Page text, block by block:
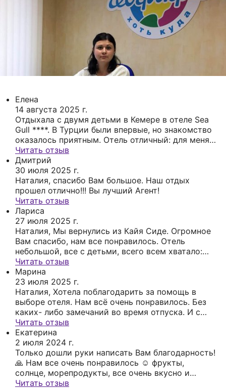
Елена
14 августа 2025 г.
Отдыхала с двумя детьми в Кемере в отеле Sea
Gull ****. В Турции были впервые, но знакомство
оказалось приятным. Отель отличный: для меня
самая главная достопримечательность - это то,
что из номера до моря 2 шага (первая линия) и
само море там прекрасно. Питание
разнообразное и вкусное: не все успели
попробовать за 9 дней. Много развлекательных
программ для детей и взрослых: аниматоры
молодцы. На территории есть бассейны: 2
взрослых и 1 детский с горочкой, но нас
интересовало только море. Ранним утром
видела, как проверяется вода в бассейнах.
Уборка номеров регулярная, сами номера
просторные. На территории отеля есть СПА,
массаж делают хорошо, можно рекомендовать.
В целом все отлично. Пожалуй, единственный
недостаток - это то, что вечером буквально
некуда выйти: небольшие улочки налево и
направо и все, молодежи будет скучновато, на
мой взгляд. В целом отель стоит того, чтобы в
него вернуться❤️ Наш помощник в выборе тура-
Наталья Колесникова-попала в точку с
рекомендацией отеля, за что ей огромная
благодарность! Все своевременно по
организации, всегда на связи. Спасибо!
Читать отзыв
Дмитрий
30 июля 2025 г.
Наталия, спасибо Вам большое. Наш отдых
прошел отлично!!! Вы лучший Агент!
Читать отзыв
Лариса
27 июля 2025 г.
Наталия, Мы вернулись из Кайя Сиде. Огромное
Вам спасибо, нам все понравилось. Отель
небольшой, все с детьми, всего всем хватало:
еды, лежаков, солнца и тд. Номер у нас был
большой, но где то в низинка, плохо в номере
брал интернет, но это не было минусом, когда то
от этого надо отдыхать. Спасибо!🌹🌹🌹🌹🌹
Читать отзыв
Марина
23 июля 2025 г.
Наталия, Хотела поблагодарить за помощь в
выборе отеля. Нам всё очень понравилось. Без
каких- либо замечаний во время отпуска. И с
погодой повезло. Перелет прошел нормально.
Уже прошло время и хочется повторить 😆 Так
что спасибо большое 🙏🏻😍
Читать отзыв
Екатерина
2 июля 2024 г.
Только дошли руки написать Вам благодарность!
🙏 Нам все очень понравилось ☺️ фрукты,
солнце, морепродукты, все очень вкусно и
весело Отель отличный, месторасположение
Читать отзыв